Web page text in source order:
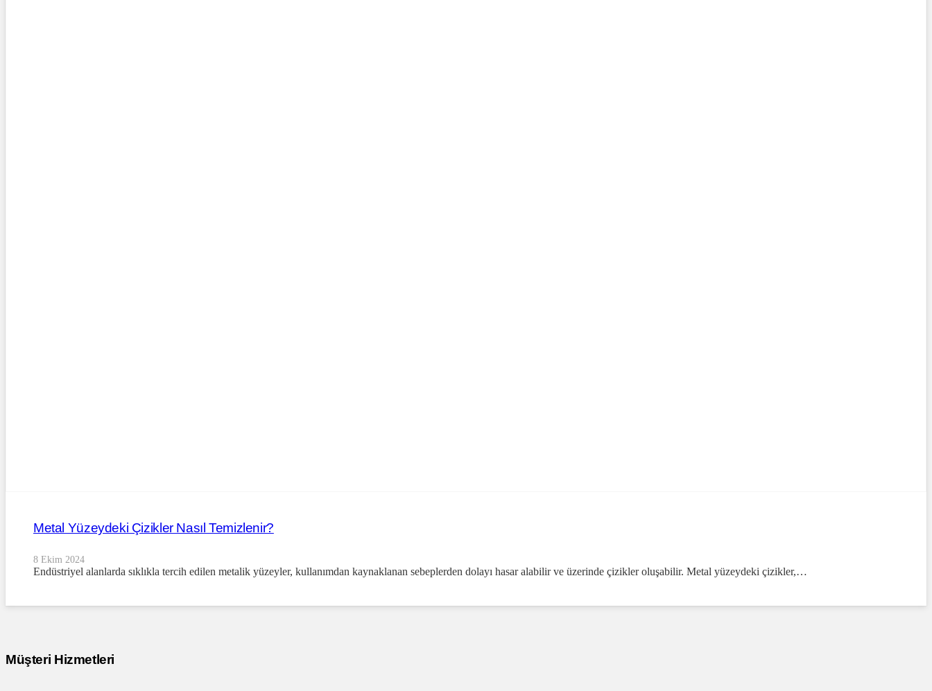
Metal Yüzeydeki Çizikler Nasıl Temizlenir?
8 Ekim 2024
Endüstriyel alanlarda sıklıkla tercih edilen metalik yüzeyler, kullanımdan kaynaklanan sebeplerden dolayı hasar alabilir ve üzerinde çizikler oluşabilir. Metal yüzeydeki çizikler,…
Müşteri Hizmetleri